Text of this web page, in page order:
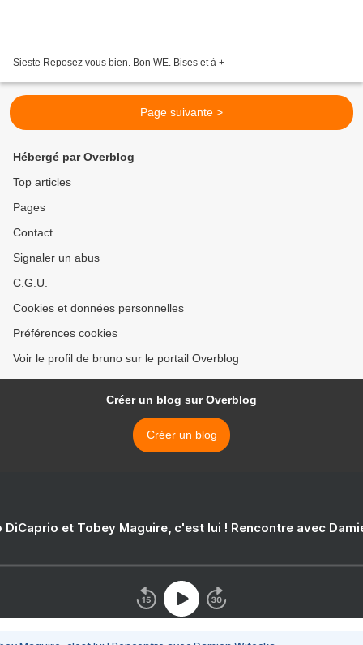
Sieste Reposez vous bien. Bon WE. Bises et à +
Page suivante >
Hébergé par Overblog
Top articles
Pages
Contact
Signaler un abus
C.G.U.
Cookies et données personnelles
Préférences cookies
Voir le profil de bruno sur le portail Overblog
Créer un blog sur Overblog
Créer un blog
DiCaprio et Tobey Maguire, c'est lui ! Rencontre avec